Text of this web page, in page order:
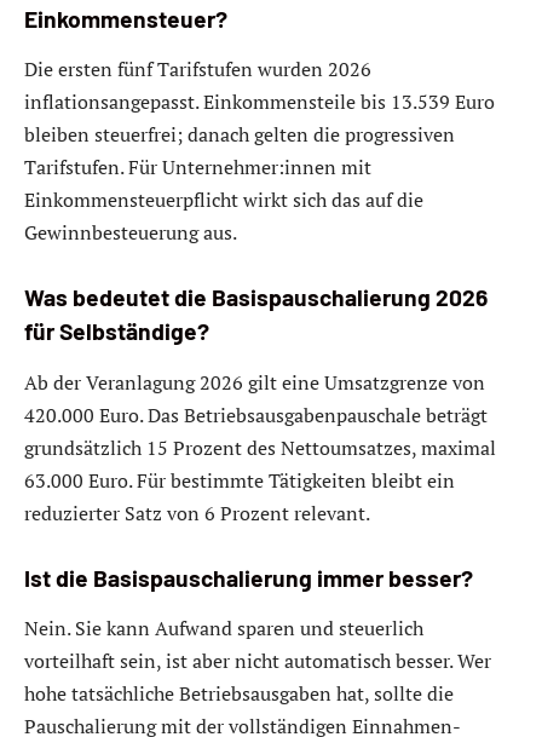
Einkommensteuer?
Die ersten fünf Tarifstufen wurden 2026
inflationsangepasst. Einkommensteile bis 13.539 Euro
bleiben steuerfrei; danach gelten die progressiven
Tarifstufen. Für Unternehmer:innen mit
Einkommensteuerpflicht wirkt sich das auf die
Gewinnbesteuerung aus.
Was bedeutet die Basispauschalierung 2026
für Selbständige?
Ab der Veranlagung 2026 gilt eine Umsatzgrenze von
420.000 Euro. Das Betriebsausgabenpauschale beträgt
grundsätzlich 15 Prozent des Nettoumsatzes, maximal
63.000 Euro. Für bestimmte Tätigkeiten bleibt ein
reduzierter Satz von 6 Prozent relevant.
Ist die Basispauschalierung immer besser?
Nein. Sie kann Aufwand sparen und steuerlich
vorteilhaft sein, ist aber nicht automatisch besser. Wer
hohe tatsächliche Betriebsausgaben hat, sollte die
Pauschalierung mit der vollständigen Einnahmen-